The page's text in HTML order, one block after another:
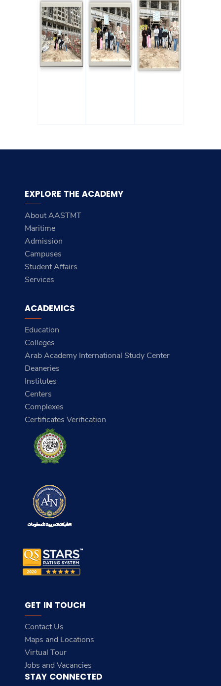
EXPLORE THE ACADEMY
About AASTMT
Maritime
Admission
Campuses
Student Affairs
Services
ACADEMICS
Education
Colleges
Arab Academy International Study Center
Deaneries
Institutes
Centers
Complexes
Certificates Verification
GET IN TOUCH
Contact Us
Maps and Locations
Virtual Tour
Jobs and Vacancies
STAY CONNECTED